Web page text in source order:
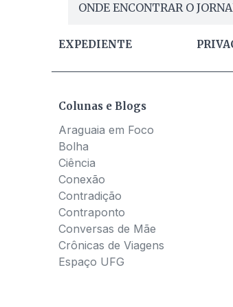
ONDE ENCONTRAR O
EXPEDIENTE
Colunas e Blogs
Araguaia em Foco
Bolha
Ciência
Conexão
Contradição
Contraponto
Conversas de Mãe
Crônicas de Viagens
Espaço UFG